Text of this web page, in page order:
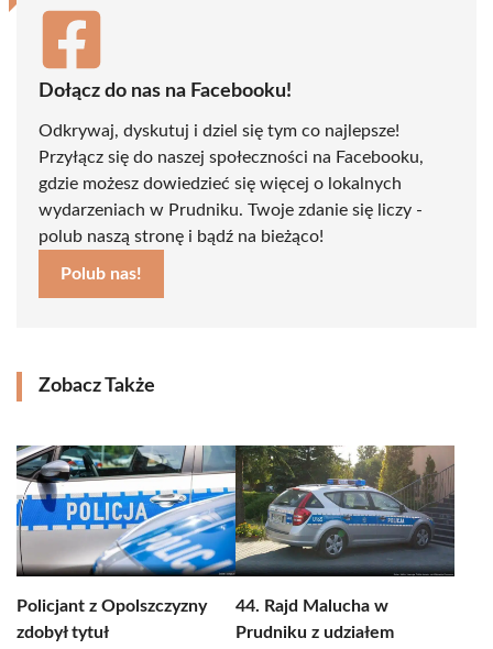
Dołącz do nas na Facebooku!
Odkrywaj, dyskutuj i dziel się tym co najlepsze!
Przyłącz się do naszej społeczności na Facebooku,
gdzie możesz dowiedzieć się więcej o lokalnych
wydarzeniach w Prudniku. Twoje zdanie się liczy -
polub naszą stronę i bądź na bieżąco!
Polub nas!
Zobacz Także
Policjant z Opolszczyzny
zdobył tytuł
44. Rajd Malucha w
Prudniku z udziałem